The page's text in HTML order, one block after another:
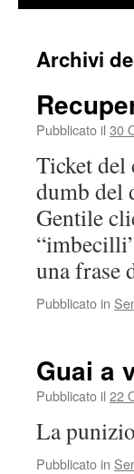
Archivi
Pubblicato il 30
Ticket del
dumb del
Gentile
una frase
Pubblicato in
Guai a
Pubblicato il 22
La
Pubblicato in